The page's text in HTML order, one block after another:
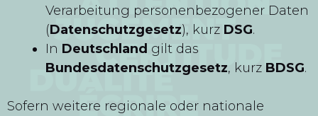
Verarbeitung personenbezogener Daten
(Datenschutzgesetz), kurz DSG.
In Deutschland gilt das
Bundesdatenschutzgesetz, kurz BDSG.
Sofern weitere regionale oder nationale